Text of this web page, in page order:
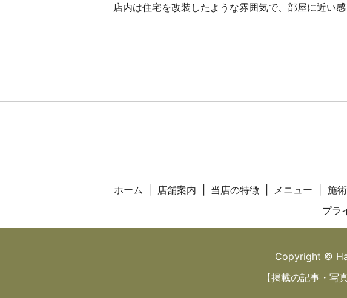
店内は住宅を改装したような雰囲気で、部屋に近い感
ホーム 店舗案内 当店の特徴 メニュー 施
プラ
Copyright ©
【掲載の記事・写